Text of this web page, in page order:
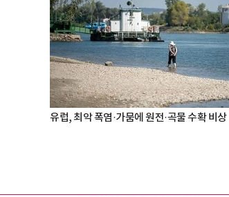
유럽, 최악 폭염·가뭄에 원전·곡물 수확 비상